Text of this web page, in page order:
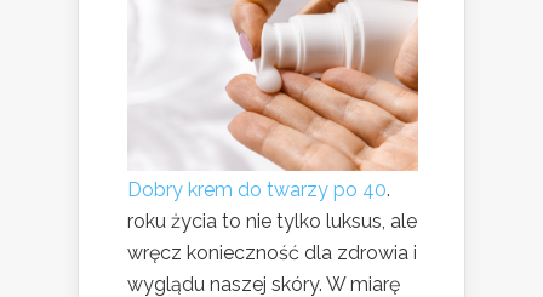
Dobry krem do twarzy po 40.
roku życia to nie tylko luksus, ale
wręcz konieczność dla zdrowia i
wyglądu naszej skóry. W miarę